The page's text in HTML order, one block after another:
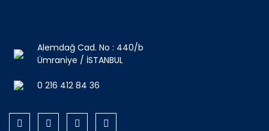
Alemdağ Cad. No : 440/b
Ümraniye / İSTANBUL
0 216 412 84 36